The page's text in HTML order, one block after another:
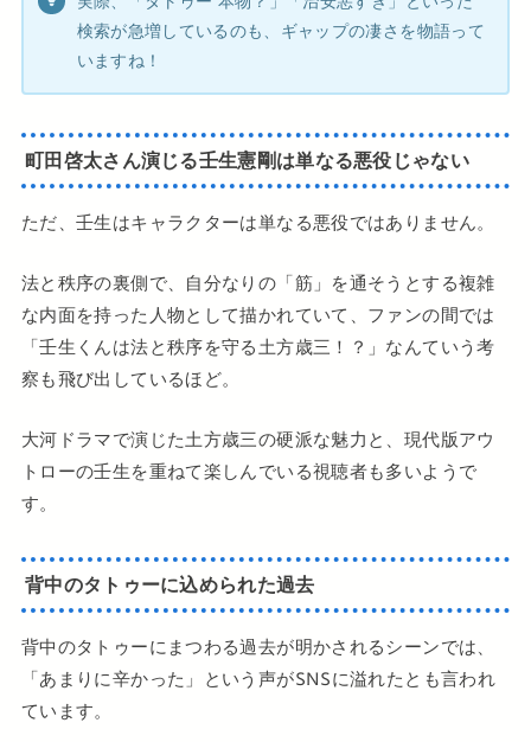
検索が急増しているのも、ギャップの凄さを物語って
いますね！
町田啓太さん演じる壬生憲剛は単なる悪役じゃない
ただ、壬生はキャラクターは単なる悪役ではありません。
法と秩序の裏側で、自分なりの「筋」を通そうとする複雑
な内面を持った人物として描かれていて、ファンの間では
「壬生くんは法と秩序を守る土方歳三！？」なんていう考
察も飛び出しているほど。
大河ドラマで演じた土方歳三の硬派な魅力と、現代版アウ
トローの壬生を重ねて楽しんでいる視聴者も多いようで
す。
背中のタトゥーに込められた過去
背中のタトゥーにまつわる過去が明かされるシーンでは、
「あまりに辛かった」という声がSNSに溢れたとも言われ
ています。